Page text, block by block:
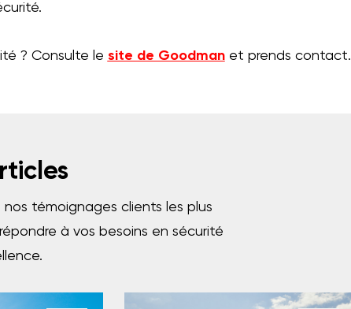
? Consulte le site de Goodmanet prends contact.
nos témoignages clients les plus
à vos besoins en sécurité